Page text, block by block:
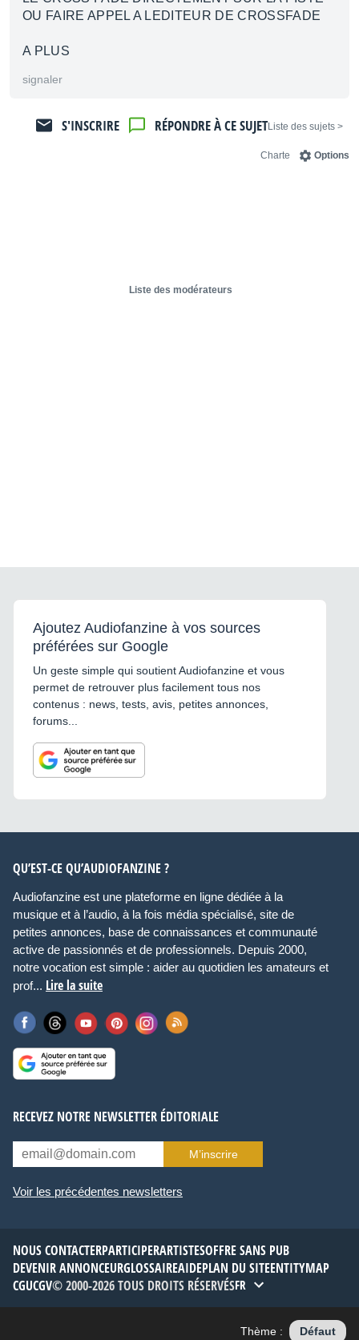
OU FAIRE APPEL A LEDITEUR DE CROSSFADE
A PLUS
signaler
< Liste des sujets
RÉPONDRE À CE SUJET
S'INSCRIRE
Options
Charte
Liste des modérateurs
Ajoutez Audiofanzine à vos sources
préférées sur Google
Un geste simple qui soutient Audiofanzine et vous
permet de retrouver plus facilement tous nos
contenus : news, tests, avis, petites annonces,
forums...
QU’EST-CE QU’AUDIOFANZINE ?
Audiofanzine est une plateforme en ligne dédiée à la
musique et à l’audio, à la fois média spécialisé, site de
petites annonces, base de connaissances et communauté
active de passionnés et de professionnels. Depuis 2000,
notre vocation est simple : aider au quotidien les amateurs et
prof... Lire la suite
RECEVEZ NOTRE NEWSLETTER ÉDITORIALE
M’inscrire
Voir les précédentes newsletters
NOUS CONTACTERPARTICIPERARTISTESOFFRE SANS PUB
DEVENIR ANNONCEURGLOSSAIREAIDEPLAN DU SITEENTITYMAP
CGUCGV© 2000-2026 TOUS DROITS RÉSERVÉSFR
Thème : Défaut